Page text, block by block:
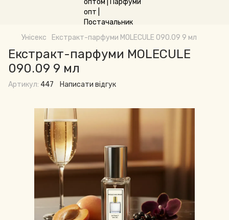
Унісекс Екстракт-парфуми MOLECULE 090.09 9 мл
Екстракт-парфуми MOLECULE
090.09 9 мл
Артикул: 447 Написати відгук